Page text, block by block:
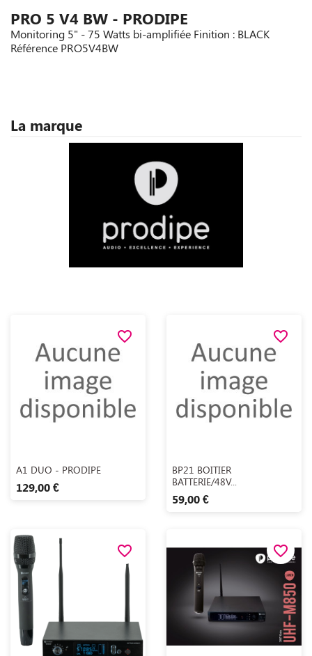
PRO 5 V4 BW - PRODIPE
Monitoring 5" - 75 Watts bi-amplifiée Finition : BLACK
Référence PRO5V4BW
La marque
 Aperçu rapide
A1 DUO - PRODIPE
129,00 €
favorite_border
Aperçu rapide
BP21 BOITIER
BATTERIE/48V...
59,00 €
favorite_border
favorite_border favorite_border